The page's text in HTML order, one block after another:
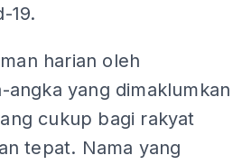
19.
harian oleh
angka yang dimaklumkan
cukup bagi rakyat
tepat. Nama yang